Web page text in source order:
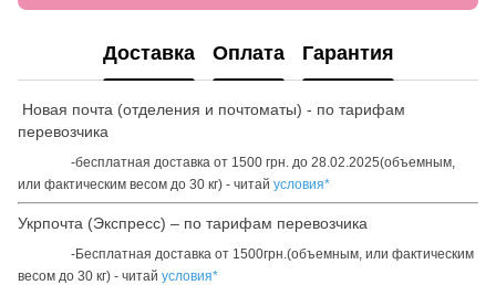
Доставка Оплата Гарантия
Новая почта (отделения и почтоматы) - по тарифам
перевозчика
-бесплатная доставка от 1500 грн. до 28.02.2025(объемным,
или фактическим весом до 30 кг) - читай условия*
Укрпочта (Экспресс) – по тарифам перевозчика
-Бесплатная доставка от 1500грн.(объемным, или фактическим
весом до 30 кг) - читай условия*